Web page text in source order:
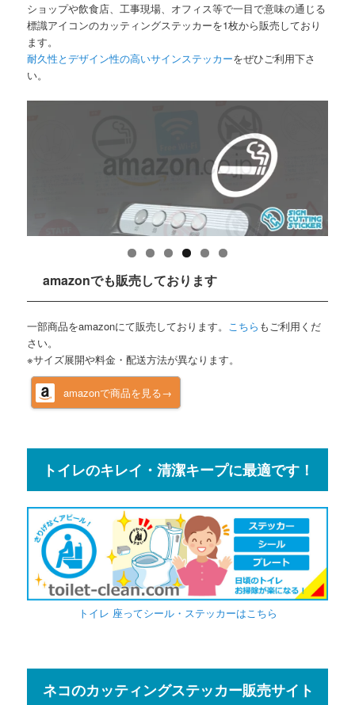
ショップや飲食店、工事現場、オフィス等で一目で意味の通じる
標識アイコンのカッティングステッカーを1枚から販売しており
ます。
耐久性とデザイン性の高いサインステッカーをぜひご利用下さ
い。
amazonでも販売しております
一部商品をamazonにて販売しております。 こちら もご利用くだ
さい。
※サイズ展開や料金・配送方法が異なります。
amazonで商品を見る→
トイレのキレイ・清潔キープに最適です！
トイレ 座ってシール・ステッカーはこちら
ネコのカッティングステッカー販売サイト